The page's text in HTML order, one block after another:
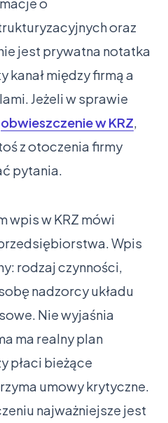
oraz
jest prywatna notatka
kanał między firmą a
Jeżeli w sprawie
obwieszczenie w KRZ,
z otoczenia firmy
pytania.
wpis w KRZ mówi
Wpis
rodzaj czynności,
nadzorcy układu
Nie wyjaśnia
ma realny plan
płaci bieżące
umowy krytyczne.
najważniejsze jest